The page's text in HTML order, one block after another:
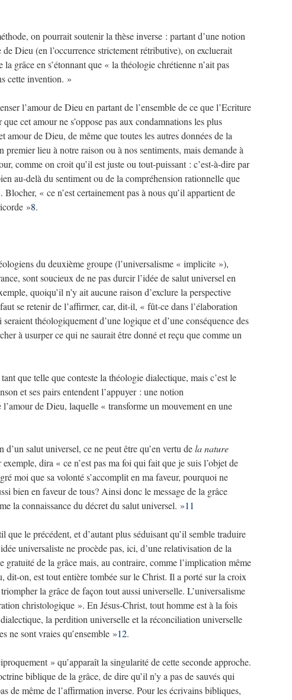
on pourrait soutenir la thèse inverse : partant d’une notion
Dieu (en l’occurrence strictement rétributive), on excluerait
grâce en s’étonnant que « la théologie chrétienne n’ait pas
cette invention. »
l’amour de Dieu en partant de l’ensemble de ce que l’Ecriture
cet amour ne s’oppose pas aux condamnations les plus
amour de Dieu, de même que toutes les autres données de la
premier lieu à notre raison ou à nos sentiments, mais demande à
comme on croit qu’il est juste ou tout-puissant : c’est-à-dire par
au-delà du sentiment ou de la compréhension rationnelle que
« ce n’est certainement pas à nous qu’il appartient de
»8.
du deuxième groupe (l’universalisme « implicite »),
sont soucieux de ne pas durcir l’idée de salut universel en
quoiqu’il n’y ait aucune raison d’exclure la perspective
se retenir de l’affirmer, car, dit-il, « fût-ce dans l’élaboration
théologiquement d’une logique et d’une conséquence des
à usurper ce qui ne saurait être donné et reçu que comme un
que telle que conteste la théologie dialectique, mais c’est le
et ses pairs entendent l’appuyer : une notion
de Dieu, laquelle « transforme un mouvement en une
salut universel, ce ne peut être qu’en vertu dela nature
dira « ce n’est pas ma foi qui fait que je suis l’objet de
moi que sa volonté s’accomplit en ma faveur, pourquoi ne
bien en faveur de tous? Ainsi donc le message de la grâce
la connaissance du décret du salut universel. »11
que le précédent, et d’autant plus séduisant qu’il semble traduire
universaliste ne procède pas, ici, d’une relativisation de la
gratuité de la grâce mais, au contraire, comme l’implication même
dit-on, est tout entière tombée sur le Christ. Il a porté sur la croix
la grâce de façon tout aussi universelle. L’universalisme
christologique ». En Jésus-Christ, tout homme est à la fois
la perdition universelle et la réconciliation universelle
ne sont vraies qu’ensemble »12.
» qu’apparaît la singularité de cette seconde approche.
biblique de la grâce, de dire qu’il n’y a pas de sauvés qui
de même de l’affirmation inverse. Pour les écrivains bibliques,